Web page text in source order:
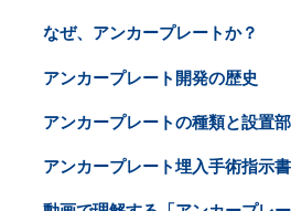
なぜ、アンカープレートか？
アンカープレート開発の歴史
アンカープレートの種類と設置
アンカープレート埋入手術指示